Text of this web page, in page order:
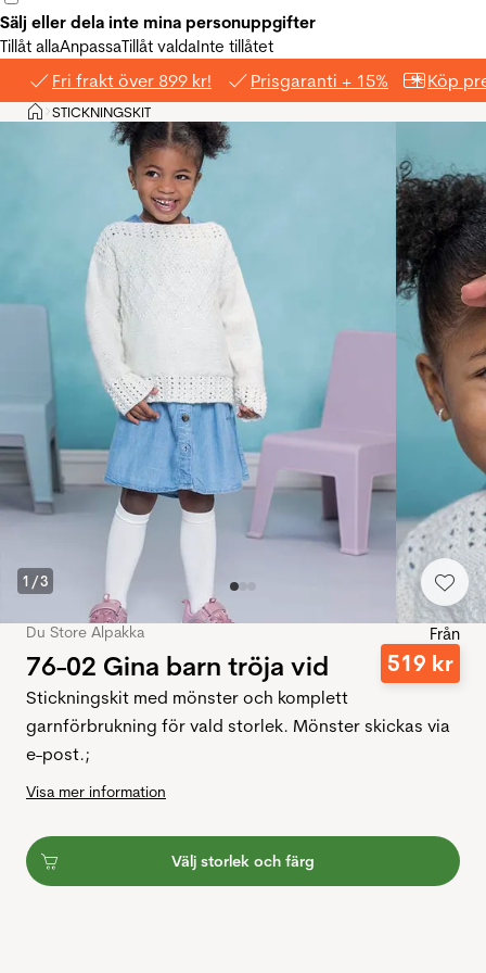
Sälj eller dela inte mina personuppgifter
Tillåt allaAnpassaTillåt valdaInte tillåtet
Fri frakt över 899 kr! Prisgaranti + 15% Köp
Hem
>STICKNINGSKIT
1 /3
Du Store Alpakka
76-02 Gina barn tröja vid
Från
519 kr
Stickningskit med mönster och komplett
garnförbrukning för vald storlek. Mönster skickas via
e-post.;
Visa mer information
Välj storlek och färg